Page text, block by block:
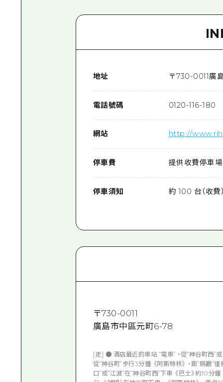
地址 〒730-0011廣
電話號碼 0120-116-180
網站 http://
停車費 提供收費停車場
停車須知 約 100 台（收費
〒730-0011
廣島市中區元町6-78
[走] ● 酒店最近的車站 “電車” ・從“神谷町西”
從“神谷町”步行3分鐘 《阿斯特林》 ・距“縣廳”
口”或“江波”在“神谷町西”下車 《巴士》約10分鐘